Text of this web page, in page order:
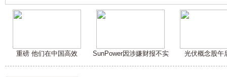
重磅 他们在中国高效 SunPower因涉嫌财报不实 光伏概念股午